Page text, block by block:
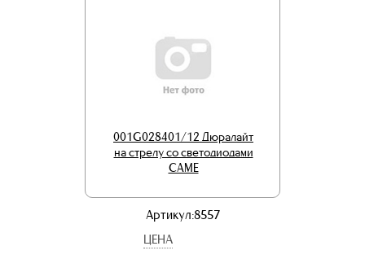
001G028401/12 Дюралайт
на стрелу со светодиодами
CAME
Артикул:8557
ЦЕНА